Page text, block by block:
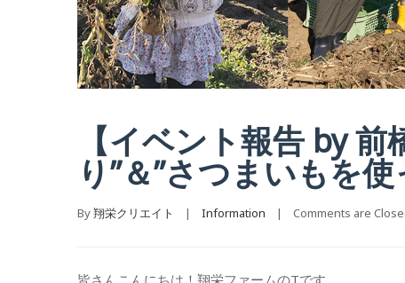
【イベント報告 by
り”＆”さつまいもを
By 翔栄クリエイト
    |
Information
    |
Comments are